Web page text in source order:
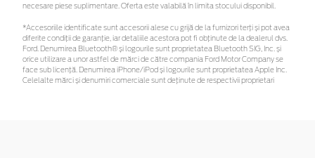
necesare piese suplimentare. Oferta este valabilă în limita stocului disponibil.
*Accesoriile identificate sunt accesorii alese cu grijă de la furnizori terți și pot avea
diferite condiții de garanție, iar detaliile acestora pot fi obținute de la dealerul dvs.
Ford. Denumirea Bluetooth® și logourile sunt proprietatea Bluetooth SIG, Inc. și
orice utilizare a unor astfel de mărci de către compania Ford Motor Company se
face sub licență. Denumirea iPhone/iPod și logourile sunt proprietatea Apple Inc.
Celelalte mărci și denumiri comerciale sunt deținute de respectivii proprietari